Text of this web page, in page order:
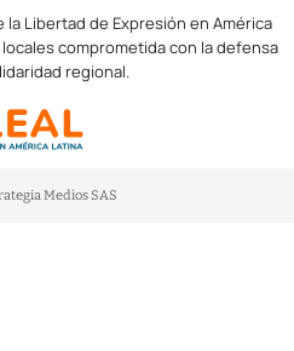
la Libertad de Expresión en América
comprometida con la defensa
regional.
Medios SAS